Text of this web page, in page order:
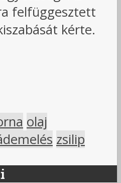
felfüggesztett
kérte.
olaj
zsilip